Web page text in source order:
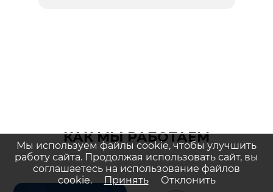
КАК МЫ РАБОТАЕМ
Мы используем файлы cookie, чтобы улучшить
работу сайта. Продолжая использовать сайт, вы
соглашаетесь на использование файлов
cookie.
Принять Отклонить